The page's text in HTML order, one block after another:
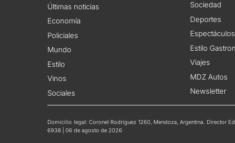
Últimas noticias
Economía
Policiales
Mundo
Estilo
Vinos
Sociales
Sociedad
Deportes
Estilo
Viajes
MDZ Autos
Newsletter
Domicilio legal: Coronel Rodríguez 1260, Mendoza, Argentina. Director
6938 | 06 de agosto de 2026